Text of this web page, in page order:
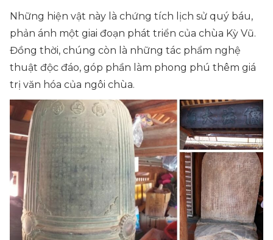
Những hiện vật này là chứng tích lịch sử quý báu,
phản ánh một giai đoạn phát triển của chùa Kỳ Vũ.
Đồng thời, chúng còn là những tác phẩm nghệ
thuật độc đáo, góp phần làm phong phú thêm giá
trị văn hóa của ngôi chùa.